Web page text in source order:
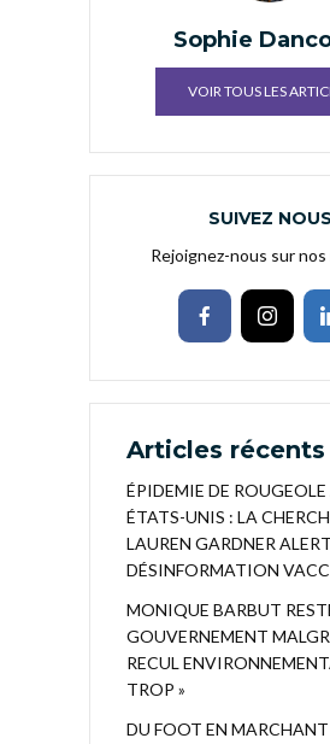
Sophie
VOIR TOUS LES
SUIVEZ NOUS
Rejoignez-nous sur
Articles récents
ÉPIDEMIE DE
ÉTATS-UNIS : LA
LAUREN GARDNER
DÉSINFORMATION
MONIQUE BARBUT
GOUVERNEMENT
RECUL
TROP »
DU FOOT EN MARCHANT